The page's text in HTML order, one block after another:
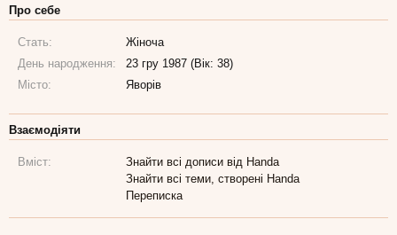
Про себе
Стать:
Жіноча
День народження:
23 гру 1987 (Вік: 38)
Місто:
Яворів
Взаємодіяти
Вміст:
Знайти всі дописи від Handa
Знайти всі теми, створені Handa
Переписка